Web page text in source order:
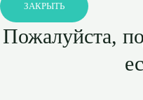
ЗАКРЫТЬ
Пожалуйста,